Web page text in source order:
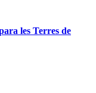
les Terres de